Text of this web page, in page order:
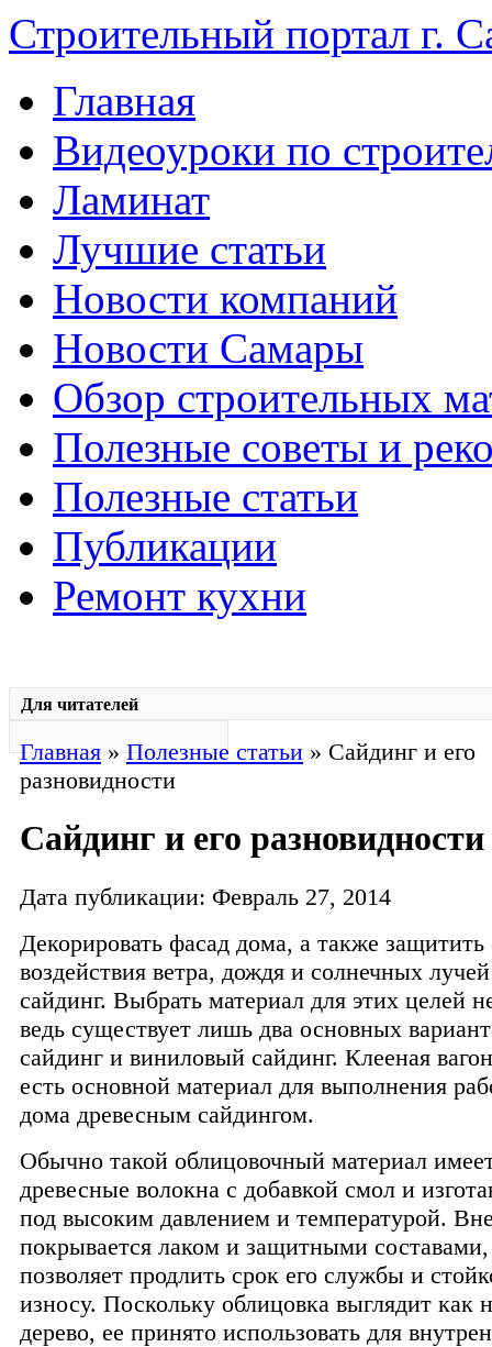
Строительный портал г.
Главная
Видеоуроки по
Ламинат
Лучшие статьи
Новости компаний
Новости Самары
Обзор строительных
Полезные советы и
Полезные статьи
Публикации
Ремонт кухни
Для читателей
Главная»Полезные статьи » Сайдинг и его
разновидности
Сайдинг и его разновидности
Дата публикации: Февраль 27, 2014
Декорировать фасад дома, а также защитить
воздействия ветра, дождя и солнечных
сайдинг. Выбрать материал для этих целей
ведь существует лишь два основных
сайдинг и виниловый сайдинг. Клееная
есть основной материал для выполнения
дома древесным сайдингом.
Обычно такой облицовочный материал
древесные волокна с добавкой смол и
под высоким давлением и температурой.
покрывается лаком и защитными
позволяет продлить срок его службы и
износу. Поскольку облицовка выглядит как
дерево, ее принято использовать для